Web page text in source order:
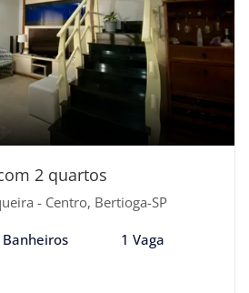
2 quartos
- Centro, Bertioga-SP
Banheiros 1 Vaga